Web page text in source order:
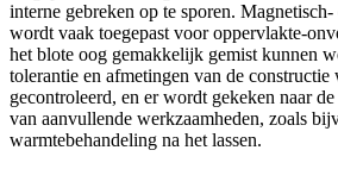
interne gebreken op te sporen.
wordt vaak toegepast voor oppervlakte-
het blote oog gemakkelijk gemist kunnen
tolerantie en afmetingen van de constructie
gecontroleerd, en er wordt gekeken naar
van aanvullende werkzaamheden, zoals
warmtebehandeling na het lassen.